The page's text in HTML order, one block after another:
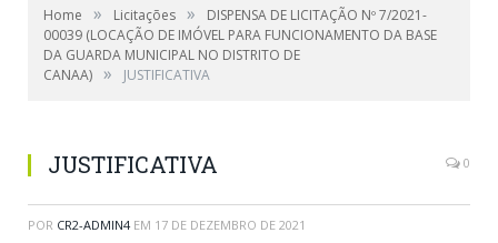
Home » Licitações »
DISPENSA DE LICITAÇÃO Nº 7/2021-
00039 (LOCAÇÃO DE IMÓVEL PARA FUNCIONAMENTO DA BASE
DA GUARDA MUNICIPAL NO DISTRITO DE
CANAA) » JUSTIFICATIVA
JUSTIFICATIVA 0
POR CR2-ADMIN4 EM 17 DE DEZEMBRO DE 2021